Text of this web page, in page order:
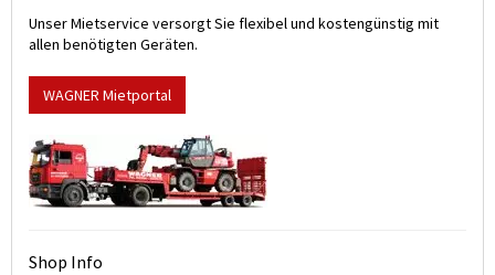
Unser Mietservice versorgt Sie flexibel und kostengünstig mit
allen benötigten Geräten.
WAGNER Mietportal
Shop Info